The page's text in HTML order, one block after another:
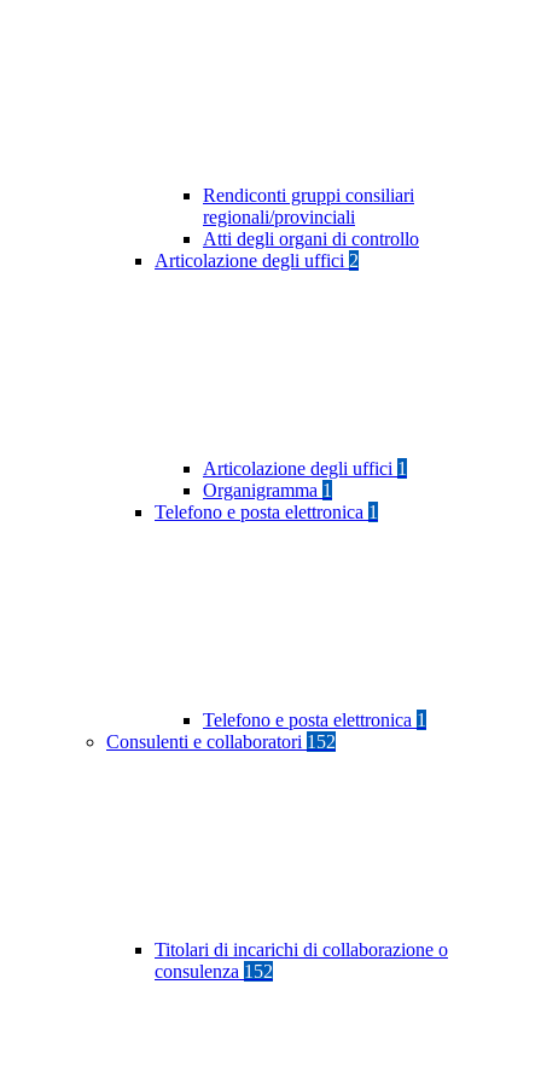
Rendiconti gruppi consiliari
regionali/provinciali
Atti degli organi di controllo
Articolazione degli uffici 2
Articolazione degli uffici 1
Organigramma 1
Telefono e posta elettronica 1
Telefono e posta elettronica 1
Consulenti e collaboratori 152
Titolari di incarichi di collaborazione o
consulenza 152